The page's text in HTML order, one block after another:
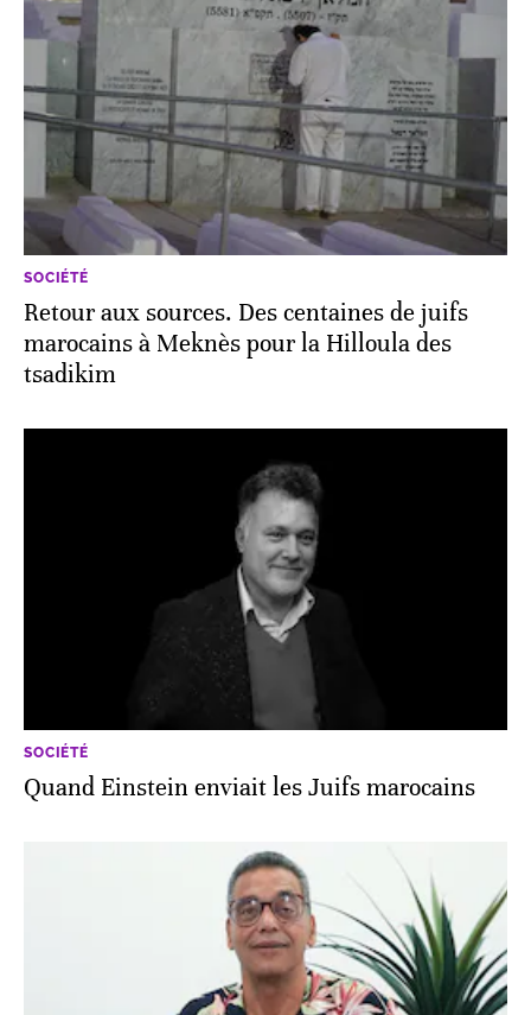
SOCIÉTÉ
Retour aux sources. Des centaines de juifs
marocains à Meknès pour la Hilloula des
tsadikim
SOCIÉTÉ
Quand Einstein enviait les Juifs marocains